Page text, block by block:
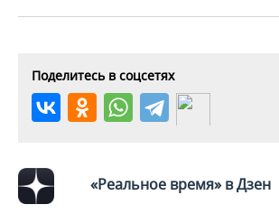
Поделитесь в соцсетях
«Реальное время» в Дзен